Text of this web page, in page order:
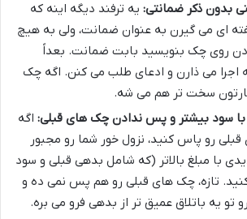
بدون ذکر ضمانتی: یه ترفند دیگه اینه که
ای می گیرن به عنوان ضمانت، ولی به هیچ
دن روی چک بنویسید بابت ضمانت. بعداً
می ذارن و ادعای طلب می کنن. اگه چک
سخت تر هم می شه.
سود بیشتر و پس ندادن چک های قبلی: اگه
رو پاس کنید، نزول خور شما رو مجبور
با مبلغ بالاتر (که شامل بدهی قبلی و سود
تازه، چک های قبلی رو هم پس نمی ده و
تو یه باتلاق عمیق تر از بدهی فرو می بره.